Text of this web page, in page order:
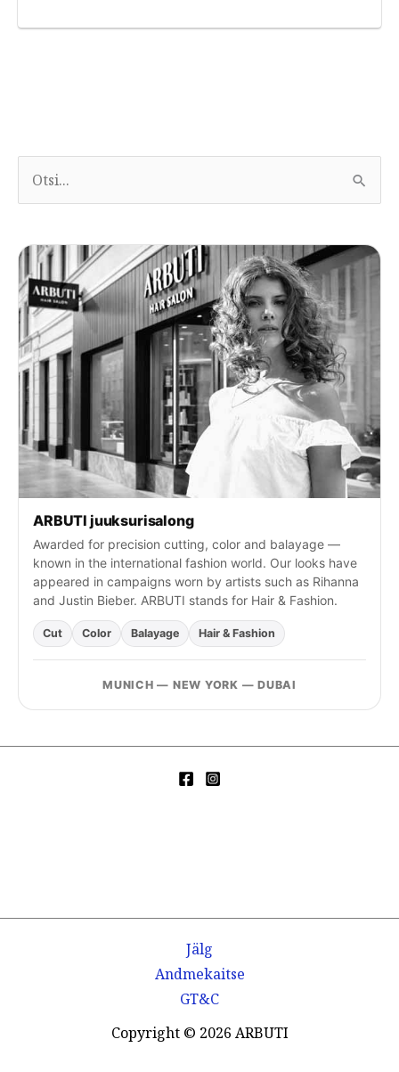
:
ARBUTI juuksurisalong
Awarded for precision cutting, color and balayage —
known in the international fashion world. Our looks have
appeared in campaigns worn by artists such as Rihanna
and Justin Bieber. ARBUTI stands for Hair & Fashion.
Cut Color Balayage Hair & Fashion
MUNICH — NEW YORK — DUBAI
Jälg
Andmekaitse
GT&C
Copyright © 2026 ARBUTI